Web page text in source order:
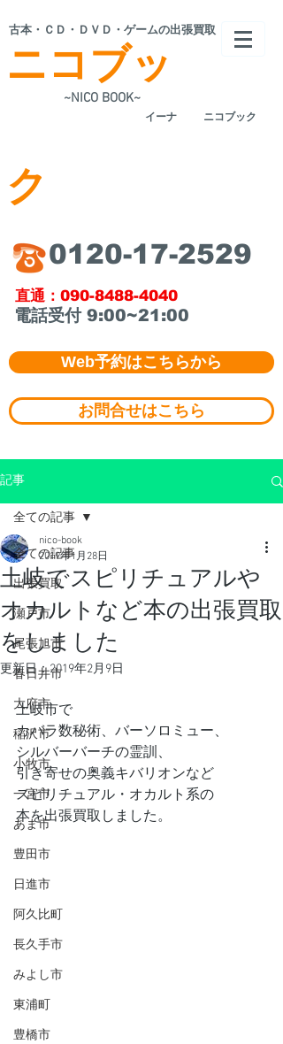
~NICO BOOK~
ニコブッ
ク
​古本・ＣＤ・ＤＶＤ・ゲームの出張買取
​イーナ
​0120-17-2529
ニコブック
​直通：090-8488-4040
​電話受付 9:00~21:00
Web予約はこちらから
お問合せはこちら
記事
全ての記事
出張買取
瀬戸市
尾張旭市
春日井市
大府市
稲沢市
小牧市
一宮市
あま市
豊田市
日進市
阿久比町
長久手市
みよし市
東浦町
豊橋市
全ての記事
土岐でスピリチュアルや
オカルトなど本の出張買取
をしました
nico-book
2019年1月28日
更新日：2019年2月9日
土岐市で
カバラ数秘術、バーソロミュー、
シルバーバーチの霊訓、
引き寄せの奥義キバリオンなど
スピリチュアル・オカルト系の
本を出張買取しました。